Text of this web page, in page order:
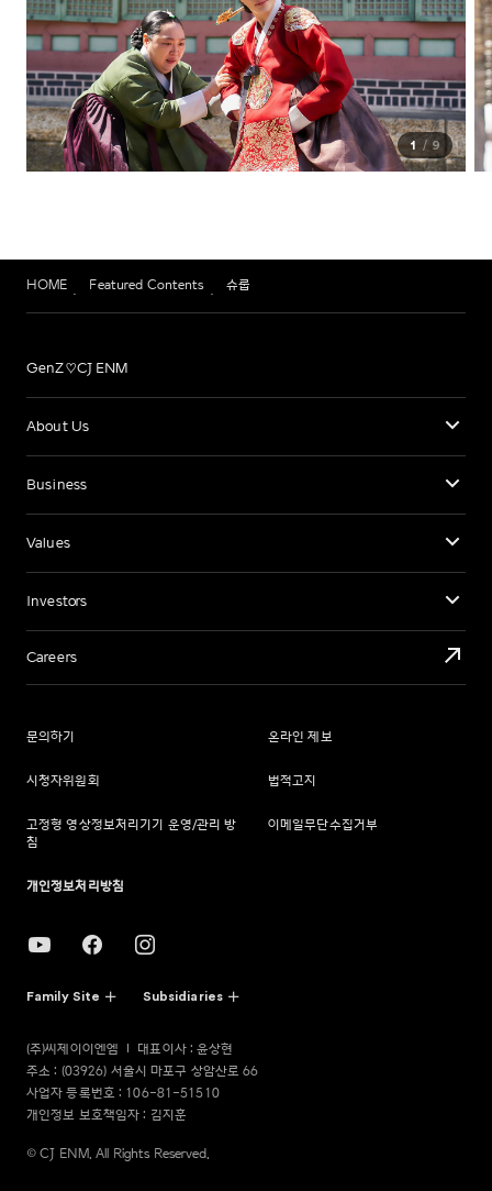
1 9
HOME Featured Contents 슈룹
GenZ♡CJ ENM
About Us
Business
Values
Investors
Careers
문의하기 온라인 제보
시청자위원회 법적고지
고정형 영상정보처리기기 운영/관리 방
침
이메일무단수집거부
개인정보처리방침
Family Site Subsidiaries
(주)씨제이이엔엠
대표이사 : 윤상현
주소 : (03926) 서울시 마포구 상암산로 66
사업자 등록번호 : 106-81-51510
개인정보 보호책임자 : 김지훈
© CJ ENM. All Rights Reserved.